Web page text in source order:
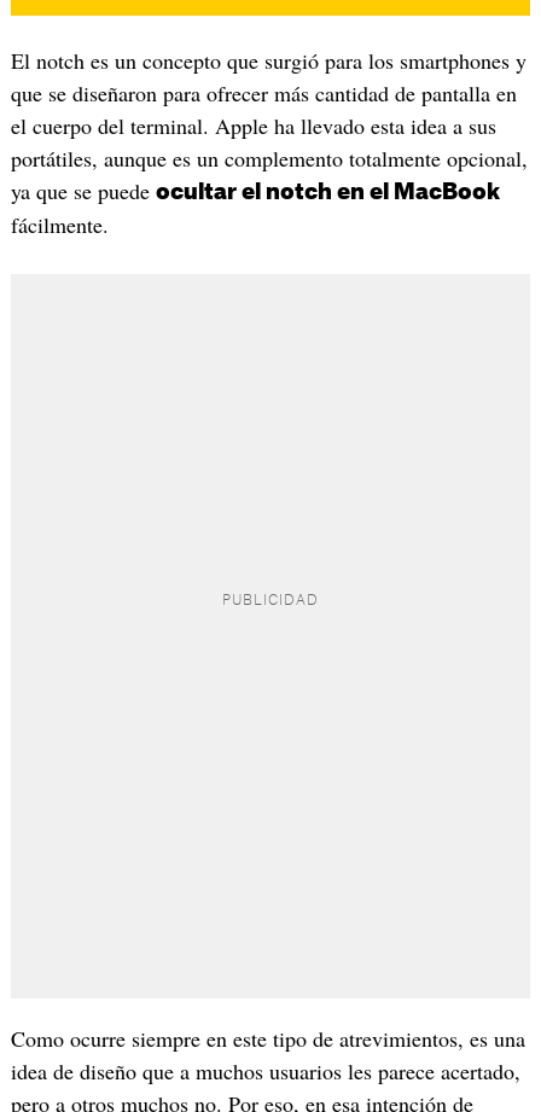
El notch es un concepto que surgió para los smartphones y
que se diseñaron para ofrecer más cantidad de pantalla en
el cuerpo del terminal. Apple ha llevado esta idea a sus
portátiles, aunque es un complemento totalmente opcional,
ya que se puede ocultar el notch en el MacBook
fácilmente.
Como ocurre siempre en este tipo de atrevimientos, es una
idea de diseño que a muchos usuarios les parece acertado,
pero a otros muchos no. Por eso, en esa intención de